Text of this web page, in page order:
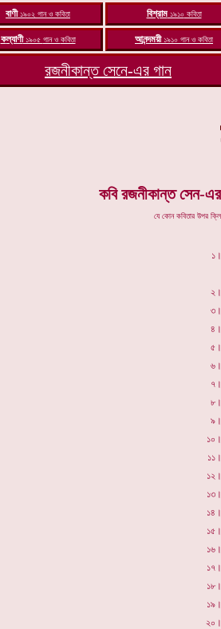
কবি রজনীকান্ত সেন-
যে কোন কবিতার উপর
১।
২।
৩।
৪।
৫।
৬।
৭।
৮।
৯।
১০।
১১।
১২।
১৩।
১৪।
১৫।
১৬।
১৭।
১৮।
১৯।
২০।
বাণী১৯০২ গানও কবিতা বিশ্রাম১৯১০কবিতা
কল্যাণী১৯০৫ গান ও কবিতা আনন্দময়ী১৯১০ গান ও কবিতা
রজনীকান্ত সেনে-এর গান